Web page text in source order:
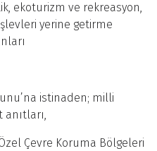
ekoturizm ve rekreasyon,
yerine getirme
istinaden; milli
Çevre Koruma Bölgeleri